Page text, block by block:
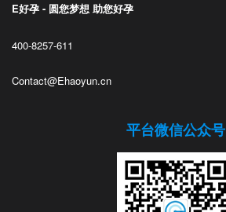
E好孕 - 圆您梦想 助您好孕
400-8257-611
Contact@Ehaoyun.cn
平台微信公众号